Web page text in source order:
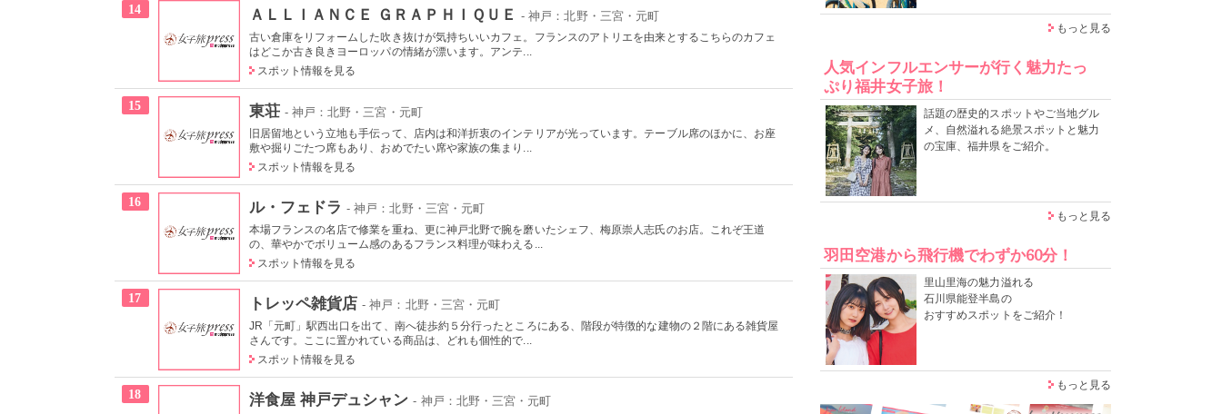
14 ＡＬＬＩＡＮＣＥ ＧＲＡＰＨＩＱＵＥ - 神戸：北野・三宮・元町
古い倉庫をリフォームした吹き抜けが気持ちいいカフェ。フランスのアトリエを由来とするこちらのカフェ
はどこか古き良きヨーロッパの情緒が漂います。アンテ...
スポット情報を見る
15 東荘 - 神戸：北野・三宮・元町
旧居留地という立地も手伝って、店内は和洋折衷のインテリアが光っています。テーブル席のほかに、お座
敷や掘りごたつ席もあり、おめでたい席や家族の集まり...
スポット情報を見る
16 ル・フェドラ - 神戸：北野・三宮・元町
本場フランスの名店で修業を重ね、更に神戸北野で腕を磨いたシェフ、梅原崇人志氏のお店。これぞ王道
の、華やかでボリューム感のあるフランス料理が味わえる...
スポット情報を見る
17 トレッペ雑貨店 - 神戸：北野・三宮・元町
JR「元町」駅西出口を出て、南へ徒歩約５分行ったところにある、階段が特徴的な建物の２階にある雑貨屋
さんです。ここに置かれている商品は、どれも個性的で...
スポット情報を見る
18 洋食屋 神戸デュシャン - 神戸：北野・三宮・元町
もっと見る
人気インフルエンサーが行く魅力たっ
ぷり福井女子旅！
話題の歴史的スポットやご当地グル
メ、自然溢れる絶景スポットと魅力
の宝庫、福井県をご紹介。
もっと見る
羽田空港から飛行機でわずか60分！
里山里海の魅力溢れる
石川県能登半島の
おすすめスポットをご紹介！
もっと見る